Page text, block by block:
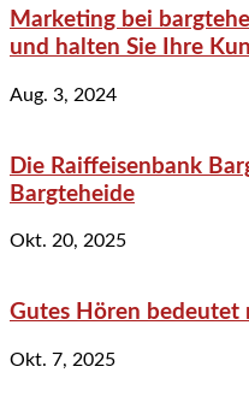
Marketing bei
und halten Sie Ihre
Aug. 3, 2024
Die Raiffeisenbank
Bargteheide
Okt. 20, 2025
Gutes Hören bedeutet
Okt. 7, 2025